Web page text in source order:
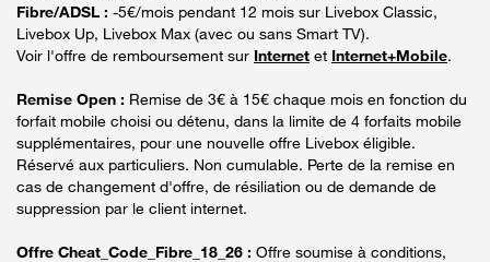
Fibre/ADSL : -5€/mois pendant 12 mois sur Livebox Classic,
Livebox Up, Livebox Max (avec ou sans Smart TV).
Voir l'offre de remboursement sur Internet et Internet+Mobile.
Remise Open : Remise de 3€ à 15€ chaque mois en fonction du
forfait mobile choisi ou détenu, dans la limite de 4 forfaits mobile
supplémentaires, pour une nouvelle offre Livebox éligible.
Réservé aux particuliers. Non cumulable. Perte de la remise en
cas de changement d'offre, de résiliation ou de demande de
suppression par le client internet.
Offre Cheat_Code_Fibre_18_26 : Offre soumise à conditions,